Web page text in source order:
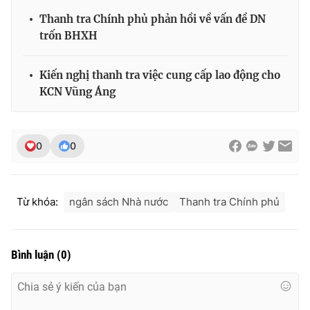
THỜI BÁO VTV
Theo dõi báo trên
Giấy phép hoạt động báo in và báo điện tử số 483/GP-BTTTT
Phó Tổng Biên tập:
Thanh tra Chính phủ phản hồi về vấn đề DN
trốn BHXH
Kiến nghị thanh tra việc cung cấp lao động cho
KCN Vũng Áng
0 0
Từ khóa: ngân sách Nhà nước Thanh tra Chính phủ
Bình luận (0)